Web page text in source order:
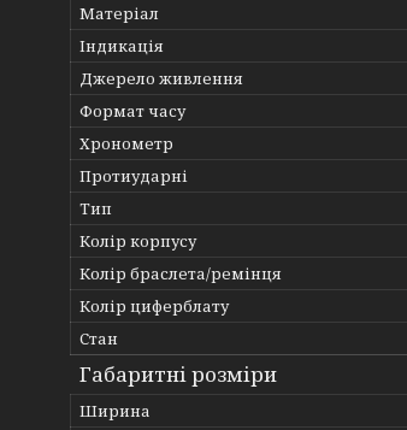
Матеріал
Індикація
Джерело живлення
Формат часу
Хронометр
Протиударні
Тип
Колір корпусу
Колір браслета/ремінця
Колір циферблату
Стан
Габаритні розміри
Ширина